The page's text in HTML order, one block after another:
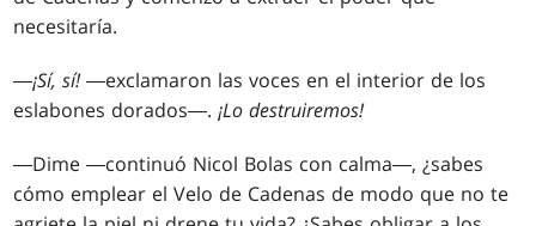
necesitaría.
―¡Sí, sí!―exclamaron las voces en el interior de los
eslabones dorados―.¡Lo destruiremos!
―Dime ―continuó Nicol Bolas con calma―, ¿sabes
cómo emplear el Velo de Cadenas de modo que no te